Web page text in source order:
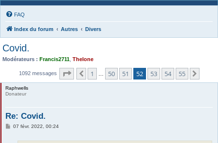
FAQ
Index du forum Autres Divers
Covid.
Modérateurs : Francis2711 Thelone
1092 messages Page 52 55
Précédente
1 50 51 52 53 54 55
Raphwells
Donateur
Re: Covid.
M07 févr. 2022, 00:24